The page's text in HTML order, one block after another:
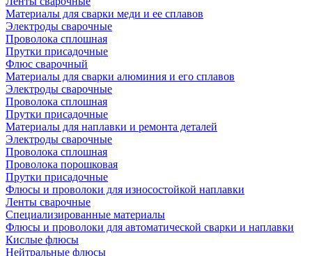
Материалы для сварки меди и ее сплавов
Электроды сварочные
Проволока сплошная
Прутки присадочные
Флюс сварочный
Материалы для сварки алюминия и его сплавов
Электроды сварочные
Проволока сплошная
Прутки присадочные
Материалы для наплавки и ремонта деталей
Электроды сварочные
Проволока сплошная
Проволока порошковая
Прутки присадочные
Флюсы и проволоки для износостойкой наплавки
Ленты сварочные
Специализированные материалы
Флюсы и проволоки для автоматической сварки и наплавки
Кислые флюсы
Нейтральные флюсы